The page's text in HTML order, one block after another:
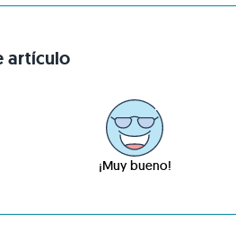
artículo
¡Muy bueno!